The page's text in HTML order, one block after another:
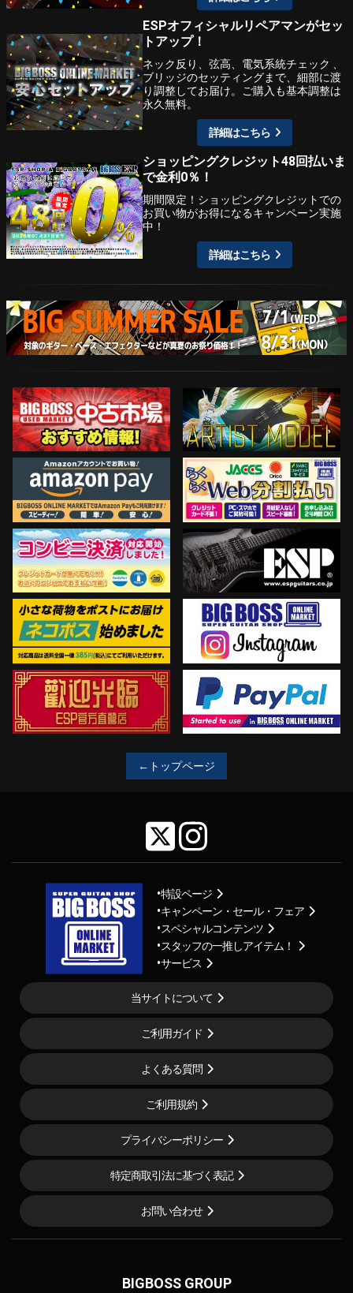
ESPオフィシャルリペアマンがセッ
トアップ！
ネック反り、弦高、電気系統チェック 、
ブリッジのセッティングまで、細部に渡
り調整してお届け。ご購入も基本調整は
永久無料。
詳細はこちら
ショッピングクレジット48回払いま
で金利0％！
期間限定！ショッピングクレジットでの
お買い物がお得になるキャンペーン実施
中！
詳細はこちら
←トップページ
特設ページ
キャンペーン・セール・フェア
スペシャルコンテンツ
スタッフの一推しアイテム！
サービス
当サイトについて
ご利用ガイド
よくある質問
ご利用規約
プライバシーポリシー
特定商取引法に基づく表記
お問い合わせ
BIGBOSS GROUP